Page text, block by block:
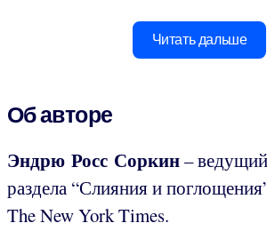
Читать дальше
Об авторе
Эндрю Росс Соркин–
раздела “Слияния и
The New York Times.